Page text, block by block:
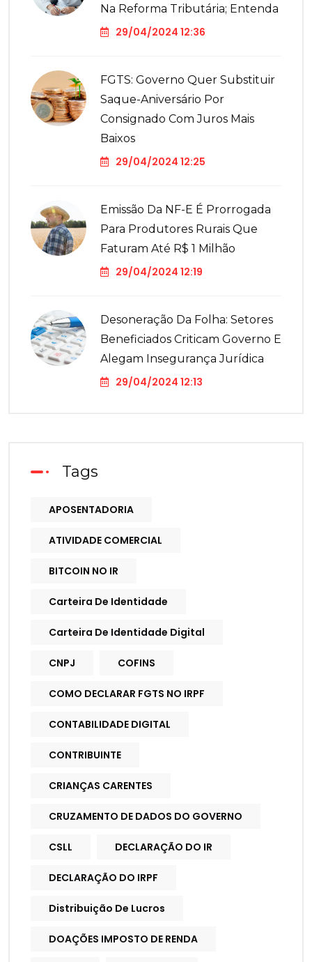
Na Reforma Tributária; Entenda
29/04/2024 12:36
FGTS: Governo Quer Substituir
Saque-Aniversário Por
Consignado Com Juros Mais
Baixos
29/04/2024 12:25
Emissão Da NF-E É Prorrogada
Para Produtores Rurais Que
Faturam Até R$ 1 Milhão
29/04/2024 12:19
Desoneração Da Folha: Setores
Beneficiados Criticam Governo E
Alegam Insegurança Jurídica
29/04/2024 12:13
Tags
APOSENTADORIA
ATIVIDADE COMERCIAL
BITCOIN NO IR
Carteira De Identidade
Carteira De Identidade Digital
CNPJ COFINS
COMO DECLARAR FGTS NO IRPF
CONTABILIDADE DIGITAL
CONTRIBUINTE
CRIANÇAS CARENTES
CRUZAMENTO DE DADOS DO GOVERNO
CSLL DECLARAÇÃO DO IR
DECLARAÇÃO DO IRPF
Distribuição De Lucros
DOAÇÕES IMPOSTO DE RENDA